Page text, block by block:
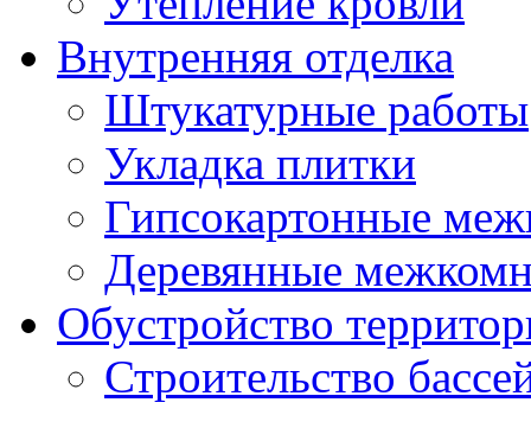
Внутренняя отделка
Штукатурные работы
Укладка плитки
Гипсокартонные
Деревянные
Обустройство
Строительство